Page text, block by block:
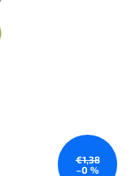
€1,38
–0 %